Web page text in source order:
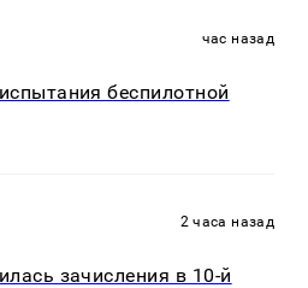
час назад
беспилотной
2 часа назад
зачисления в 10-й